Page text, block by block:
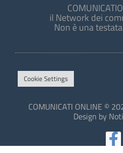
il Network dei
Non è una
Cookie Settings
COMUNICATI ONLINE ©
Design by